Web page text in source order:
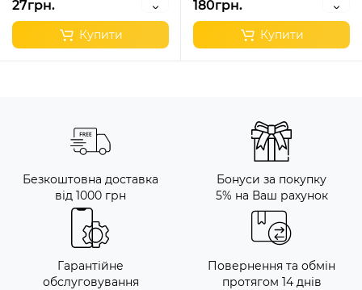
27грн.
Купити
180грн.
Купити
Безкоштовна доставка
від 1000 грн
Бонуси за покупку
5% на Ваш рахунок
Гарантійне
обслуговування
Повернення та обмін
протягом 14 днів